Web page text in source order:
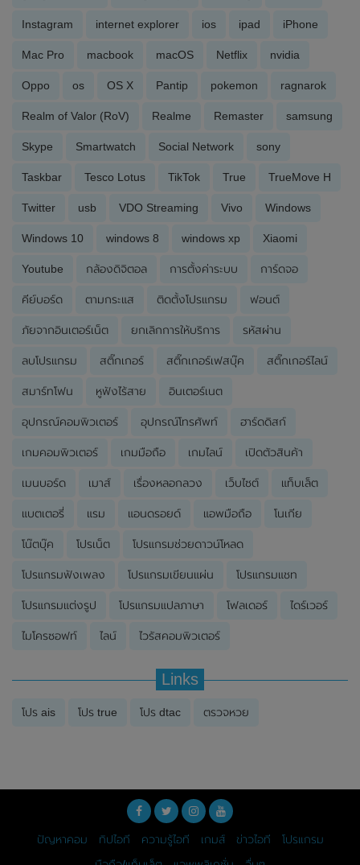
Instagram internet explorer ios ipad iPhone
Mac Pro macbook macOS Netflix nvidia
Oppo os OS X Pantip pokemon ragnarok
Realm of Valor (RoV) Realme Remaster samsung
Skype Smartwatch Social Network sony
Taskbar Tesco Lotus TikTok True TrueMove H
Twitter usb VDO Streaming Vivo Windows
Windows 10 windows 8 windows xp Xiaomi
Youtube กล้องดิจิตอล การตั้งค่าระบบ การ์ดจอ
คีย์บอร์ด ตามกระแส ติดตั้งโปรแกรม ฟอนต์
ภัยจากอินเตอร์เน็ต ยกเลิกการให้บริการ รหัสผ่าน
ลบโปรแกรม สติ๊กเกอร์ สติ๊กเกอร์เฟสบุ๊ค สติ๊กเกอร์ไลน์
สมาร์ทโฟน หูฟังไร้สาย อินเตอร์เนต
อุปกรณ์คอมพิวเตอร์ อุปกรณ์โทรศัพท์ ฮาร์ดดิสก์
เกมคอมพิวเตอร์ เกมมือถือ เกมไลน์ เปิดตัวสินค้า
เมนบอร์ด เมาส์ เรื่องหลอกลวง เว็บไซต์ แท็บเล็ต
แบตเตอรี่ แรม แอนดรอยด์ แอพมือถือ โนเกีย
โน๊ตบุ๊ค โปรเน็ต โปรแกรมช่วยดาวน์โหลด
โปรแกรมฟังเพลง โปรแกรมเขียนแผ่น โปรแกรมแชท
โปรแกรมแต่งรูป โปรแกรมแปลภาษา โฟลเดอร์ ไดร์เวอร์
ไมโครซอฟท์ ไลน์ ไวรัสคอมพิวเตอร์
Links
โปร ais โปร true โปร dtac ตรวจหวย
ปัญหาคอม ทิปไอที ความรู้ไอที เกมส์ ข่าวไอที
โปรแกรม